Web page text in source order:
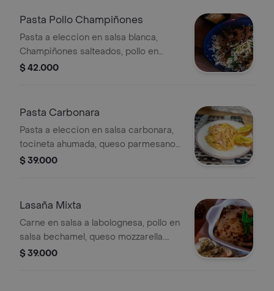
Pasta Pollo Champiñones
Pasta a eleccion en salsa blanca,
Champiñones salteados, pollo en
especias. Acompañado de pan de la
$ 42.000
Pasta Carbonara
Pasta a eleccion en salsa carbonara,
tocineta ahumada, queso parmesano,
pan de la casa.
$ 39.000
Lasaña Mixta
Carne en salsa a labolognesa, pollo en
salsa bechamel, queso mozzarella.
Acompañado de pan de la casa.
$ 39.000